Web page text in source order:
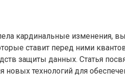
кардинальные изменения,
ставит перед ними
защиты данных. Статья
технологий для